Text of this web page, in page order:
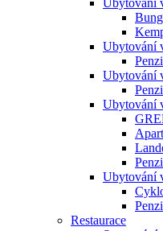
Ubytování
Ubytování
Ubytování
Ubytování
Ubytování
Restaurace